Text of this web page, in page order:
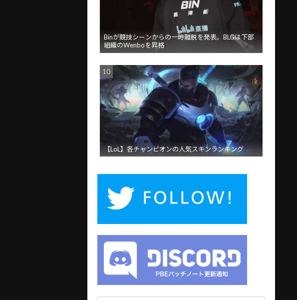
Binが競技シーンからの一時離脱を発表。BLGは下部
組織のWenboを昇格
【LoL】各チャンピオンの人気スキンランキング